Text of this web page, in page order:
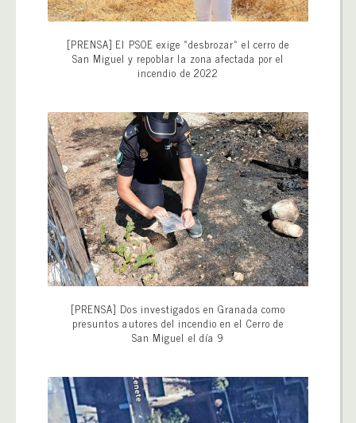
[PRENSA] El PSOE exige «desbrozar» el cerro de
San Miguel y repoblar la zona afectada por el
incendio de 2022
[PRENSA] Dos investigados en Granada como
presuntos autores del incendio en el Cerro de
San Miguel el día 9